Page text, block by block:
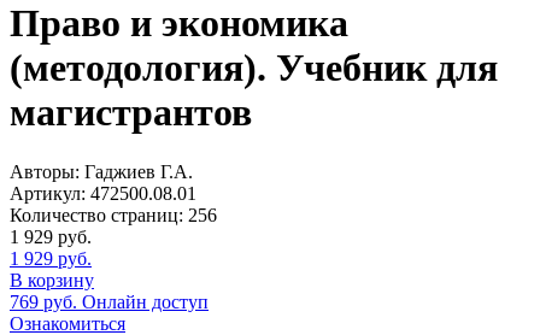
Право и экономика
(методология). Учебник для
магистрантов
Авторы: Гаджиев Г.А.
Артикул: 472500.08.01
Количество страниц: 256
1 929 руб.
1 929 руб.
В корзину
769 руб. Онлайн доступ
Ознакомиться